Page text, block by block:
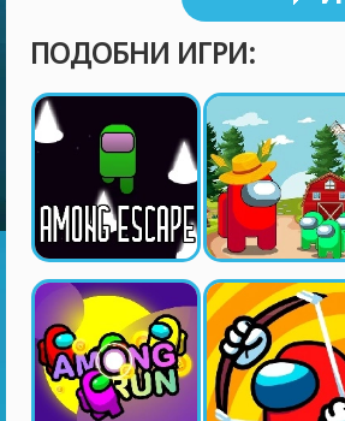
ПОДОБНИ ИГРИ: